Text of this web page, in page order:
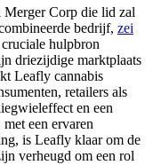
Merger Corp die lid zal
bedrijf, zei
hulpbron
driezijdige marktplaats
Leafly cannabis
retailers als
en een
een ervaren
is Leafly klaar om de
verheugd om een ​​rol